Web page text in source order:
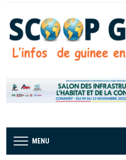
MENU